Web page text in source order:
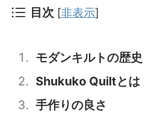
目次 [非表示]
モダンキルトの歴史
Shukuko Quiltとは
手作りの良さ